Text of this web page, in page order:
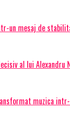
un mesaj de
al lui
muzica